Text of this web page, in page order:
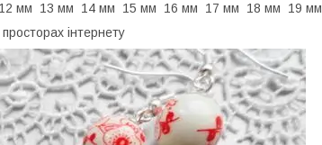
мм 13 мм 14 мм 15 мм 16 мм 17 мм 18 мм 19 мм
інтернету